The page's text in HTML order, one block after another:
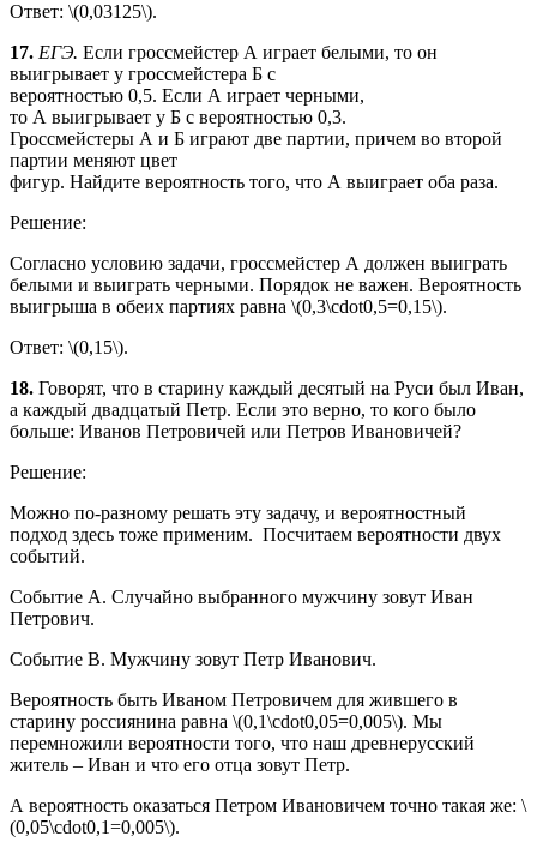
Ответ: \(0,03125\).
17. ЕГЭ. Если гроссмейстер А играет белыми, то он
выигрывает у гроссмейстера Б с
вероятностью 0,5. Если А играет черными,
то А выигрывает у Б с вероятностью 0,3.
Гроссмейстеры А и Б играют две партии, причем во второй
партии меняют цвет
фигур. Найдите вероятность того, что А выиграет оба раза.
Решение:
Согласно условию задачи, гроссмейстер А должен выиграть
белыми и выиграть черными. Порядок не важен. Вероятность
выигрыша в обеих партиях равна \(0,3\cdot0,5=0,15\).
Ответ: \(0,15\).
18. Говорят, что в старину каждый десятый на Руси был Иван,
а каждый двадцатый Петр. Если это верно, то кого было
больше: Иванов Петровичей или Петров Ивановичей?
Решение:
Можно по-разному решать эту задачу, и вероятностный
подход здесь тоже применим. Посчитаем вероятности двух
событий.
Событие А. Случайно выбранного мужчину зовут Иван
Петрович.
Событие В. Мужчину зовут Петр Иванович.
Вероятность быть Иваном Петровичем для жившего в
старину россиянина равна \(0,1\cdot0,05=0,005\). Мы
перемножили вероятности того, что наш древнерусский
житель – Иван и что его отца зовут Петр.
А вероятность оказаться Петром Ивановичем точно такая же: \
(0,05\cdot0,1=0,005\).